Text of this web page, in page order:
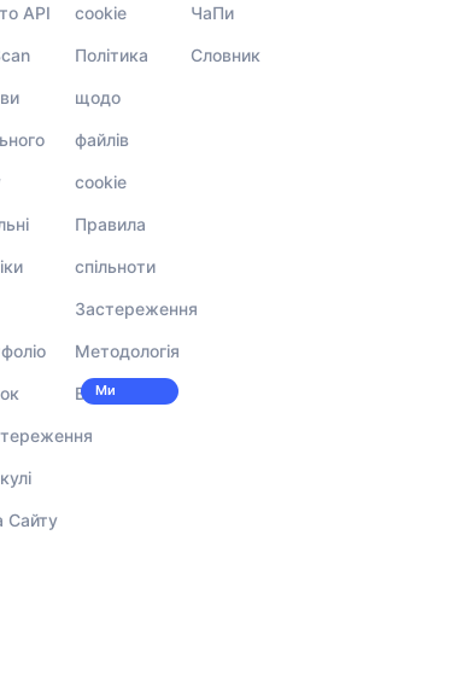
API
Сайту
cookie
Політика
щодо
файлів
cookie
Правила
спільноти
Застереження
Методологія
Вакансії
Ми
наймаємо!
ЧаПи
Словник